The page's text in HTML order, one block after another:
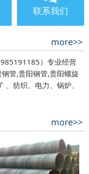
联系我们
more>>
）专业经营
管,贵阳钢管,贵阳螺旋
纺织、电力、锅炉、
more>>